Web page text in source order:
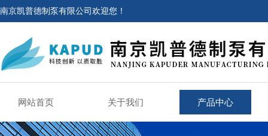
南京凯普德制泵有限公司欢迎您！
网站首页 关于我们 产品中心